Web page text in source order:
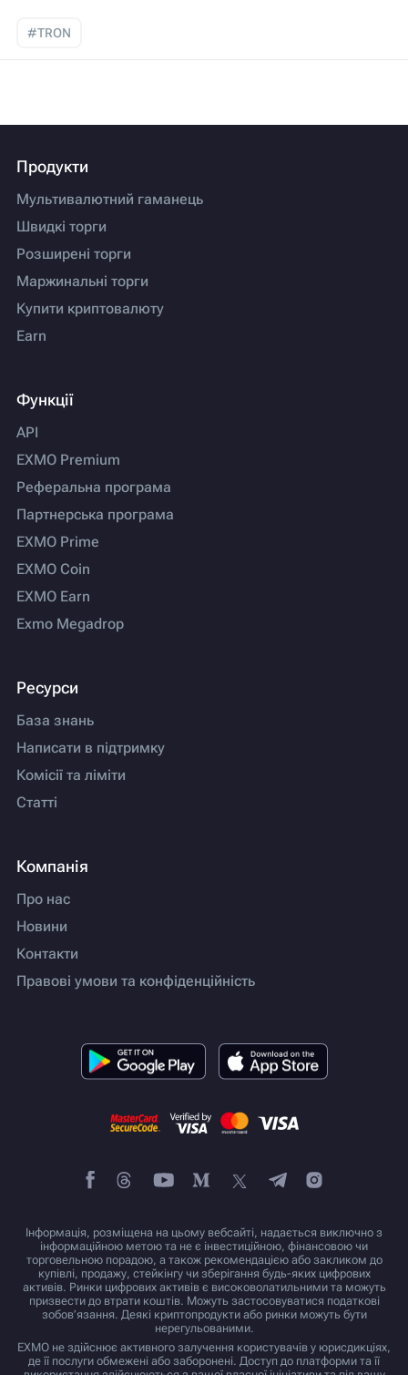
#TRON
Продукти
Мультивалютний гаманець
Швидкі торги
Розширені торги
Маржинальні торги
Купити криптовалюту
Earn
Функції
API
EXMO Premium
Реферальна програма
Партнерська програма
EXMO Prime
EXMO Coin
EXMO Earn
Exmo Megadrop
Ресурси
База знань
Написати в підтримку
Комісії та ліміти
Статті
Компанія
Про нас
Новини
Контакти
Правові умови та конфіденційність
Інформація, розміщена на цьому вебсайті, надається виключно з
інформаційною метою та не є інвестиційною, фінансовою чи
торговельною порадою, а також рекомендацією або закликом до
купівлі, продажу, стейкінгу чи зберігання будь-яких цифрових
активів. Ринки цифрових активів є високоволатильними та можуть
призвести до втрати коштів. Можуть застосовуватися податкові
зобов’язання. Деякі криптопродукти або ринки можуть бути
нерегульованими.
EXMO не здійснює активного залучення користувачів у юрисдикціях,
де її послуги обмежені або заборонені. Доступ до платформи та її